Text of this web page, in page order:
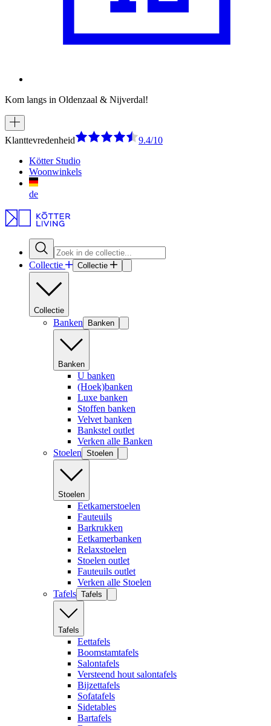
Kom langs in Oldenzaal & Nijverdal!
Klanttevredenheid
9.4/10
Kötter Studio
Woonwinkels
de
Collectie Collectie
Collectie
Banken Banken
Banken
U banken
(Hoek)banken
Luxe banken
Stoffen banken
Velvet banken
Bankstel outlet
Verken alle Banken
Stoelen Stoelen
Stoelen
Eetkamerstoelen
Fauteuils
Barkrukken
Eetkamerbanken
Relaxstoelen
Stoelen outlet
Fauteuils outlet
Verken alle Stoelen
Tafels Tafels
Tafels
Eettafels
Boomstamtafels
Salontafels
Versteend hout salontafels
Bijzettafels
Sofatafels
Sidetables
Bartafels